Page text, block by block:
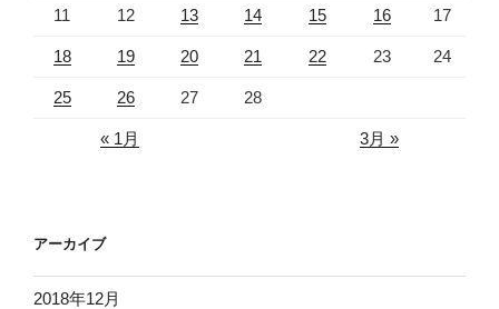
11 12 13 14 15 16 17
18 19 20 21 22 23 24
25 26 27 28
« 1月 3月 »
アーカイブ
2018年12月